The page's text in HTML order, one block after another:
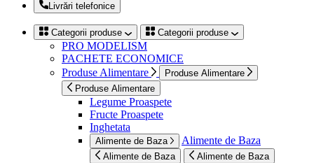
Livrări telefonice
Categorii produse Categorii produse
PRO MODELISM
PACHETE ECONOMICE
Produse Alimentare
Produse Alimentare
Produse Alimentare
Legume Proaspete
Fructe Proaspete
Inghetata
Alimente de Baza Alimente de Baza
Alimente de Baza Alimente de Baza